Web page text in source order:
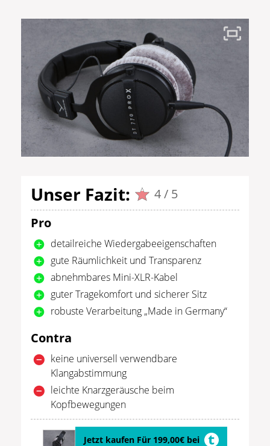
Unser Fazit:
4 / 5
Pro
detailreiche Wiedergabeeigenschaften
gute Räumlichkeit und Transparenz
abnehmbares Mini-XLR-Kabel
guter Tragekomfort und sicherer Sitz
robuste Verarbeitung „Made in Germany“
Contra
keine universell verwendbare
Klangabstimmung
leichte Knarzgeräusche beim
Kopfbewegungen
Jetzt kaufen Für 199,00€ bei